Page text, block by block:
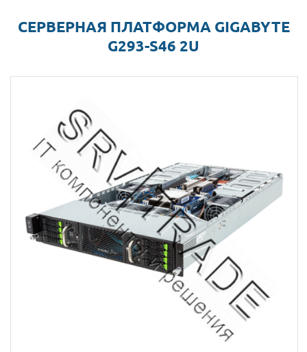
СЕРВЕРНАЯ ПЛАТФОРМА GIGABYTE
G293-S46 2U